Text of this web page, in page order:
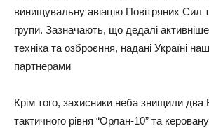
винищувальну авіацію Повітряних Сил
групи. Зазначають, що дедалі
техніка та озброєння, надані Україні
партнерами
Крім того, захисники неба знищили
тактичного рівня “Орлан-10” та